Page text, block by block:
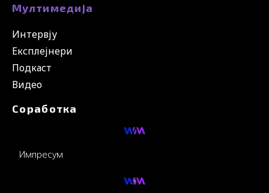
Мултимедија
Интервју
Експлејнери
Подкаст
Видео
Соработка
Импресум